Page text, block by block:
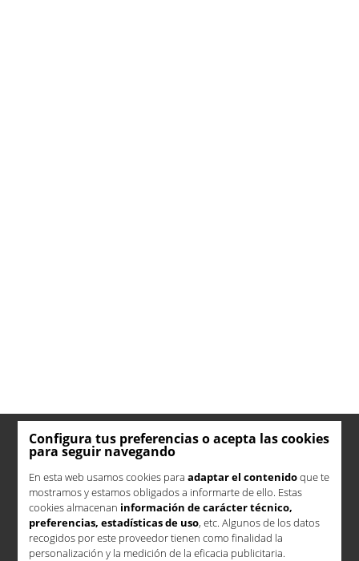
Configura tus preferencias o acepta las cookies
para seguir navegando
En esta web usamos cookies para adaptar el contenidoque te
mostramos y estamos obligados a informarte de ello. Estas
cookies almacenan información de carácter técnico,
preferencias, estadísticas de uso, etc. Algunos de los datos
recogidos por este proveedor tienen como finalidad la
personalización y la medición de la eficacia publicitaria.